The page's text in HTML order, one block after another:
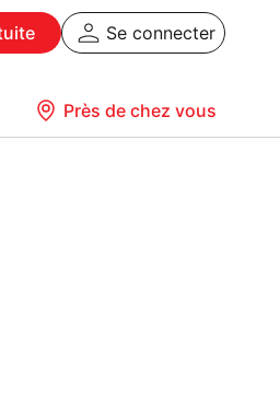
Se connecter
Près de chez vous